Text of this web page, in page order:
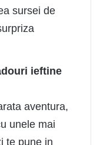
sursei de
ieftine
aventura,
unele mai
te pune in